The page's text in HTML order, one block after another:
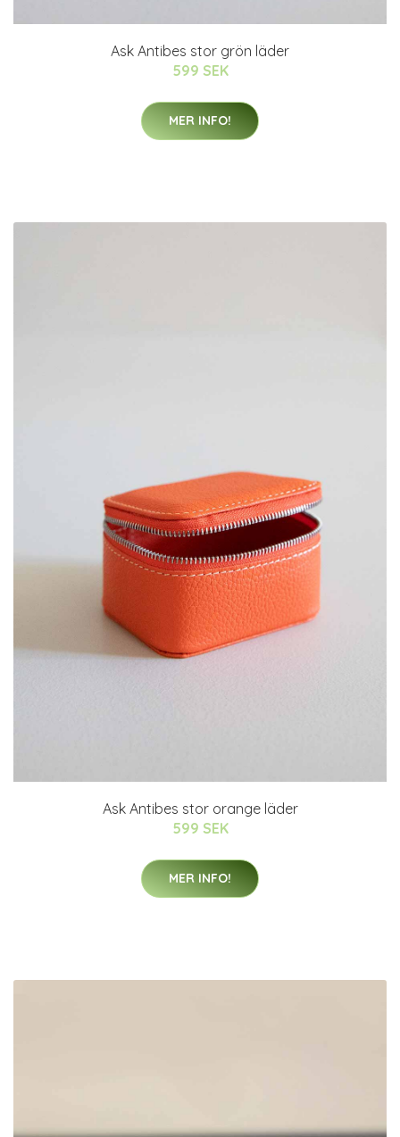
Ask Antibes stor grön läder
599 SEK
MER INFO!
Ask Antibes stor orange läder
599 SEK
MER INFO!